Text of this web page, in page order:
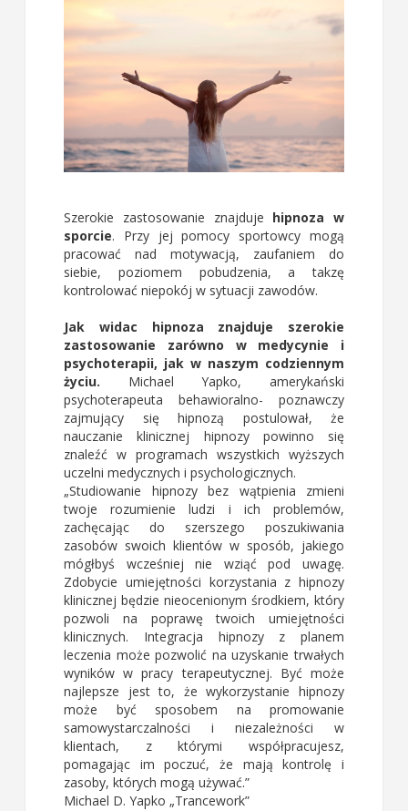
Szerokie zastosowanie znajduje hipnoza w
sporcie. Przy jej pomocy sportowcy mogą
pracować nad motywacją, zaufaniem do
siebie, poziomem pobudzenia, a takzę
kontrolować niepokój w sytuacji zawodów.
Jak widac hipnoza znajduje szerokie
zastosowanie zarówno w medycynie i
psychoterapii, jak w naszym codziennym
życiu. Michael Yapko, amerykański
psychoterapeuta behawioralno- poznawczy
zajmujący się hipnozą postulował, że
nauczanie klinicznej hipnozy powinno się
znaleźć w programach wszystkich wyższych
uczelni medycznych i psychologicznych.
„Studiowanie hipnozy bez wątpienia zmieni
twoje rozumienie ludzi i ich problemów,
zachęcając do szerszego poszukiwania
zasobów swoich klientów w sposób, jakiego
mógłbyś wcześniej nie wziąć pod uwagę.
Zdobycie umiejętności korzystania z hipnozy
klinicznej będzie nieocenionym środkiem, który
pozwoli na poprawę twoich umiejętności
klinicznych. Integracja hipnozy z planem
leczenia może pozwolić na uzyskanie trwałych
wyników w pracy terapeutycznej. Być może
najlepsze jest to, że wykorzystanie hipnozy
może być sposobem na promowanie
samowystarczalności i niezależności w
klientach, z którymi współpracujesz,
pomagając im poczuć, że mają kontrolę i
zasoby, których mogą używać.”
Michael D. Yapko „Trancework”